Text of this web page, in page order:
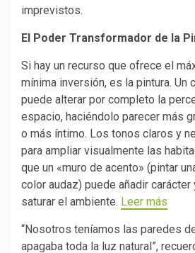
imprevistos.
El Poder Transformador de la
Si hay un recurso que ofrece el
mínima inversión, es la pintura. Un
puede alterar por completo la
espacio, haciéndolo parecer más
o más íntimo. Los tonos claros y
para ampliar visualmente las
que un «muro de acento» (pintar
color audaz) puede añadir
saturar el ambiente. Leer más
“Nosotros teníamos las paredes
apagaba toda la luz natural”,